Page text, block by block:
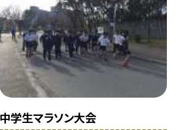
中学生マラソン大会